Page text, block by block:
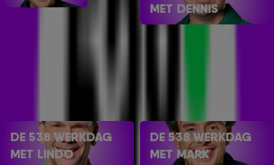
MET DENNIS
DE 538 WERKDAG
MET LINDO
DE 538 WERKDAG
MET MARK